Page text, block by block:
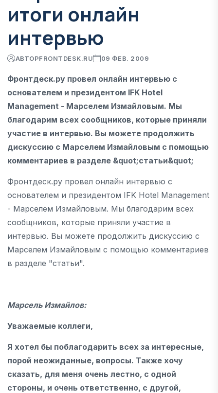
итоги онлайн
интервью
АВТОРFRONTDESK.RU 09 ФЕВ. 2009
Фронтдеск.ру провел онлайн интервью с
основателем и президентом IFK Hotel
Management - Марселем Измайловым. Мы
благодарим всех сообщников, которые приняли
участие в интервью. Вы можете продолжить
дискуссию с Марселем Измайловым с помощью
комментариев в разделе &quot;статьи&quot;
Фронтдеск.ру провел онлайн интервью с
основателем и президентом IFK Hotel Management
- Марселем Измайловым. Мы благодарим всех
сообщников, которые приняли участие в
интервью. Вы можете продолжить дискуссию с
Марселем Измайловым с помощью комментариев
в разделе "статьи".
Марсель Измайлов:
Уважаемые коллеги,
Я хотел бы поблагодарить всех за интересные,
порой неожиданные, вопросы. Также хочу
сказать, для меня очень лестно, с одной
стороны, и очень ответственно, с другой,